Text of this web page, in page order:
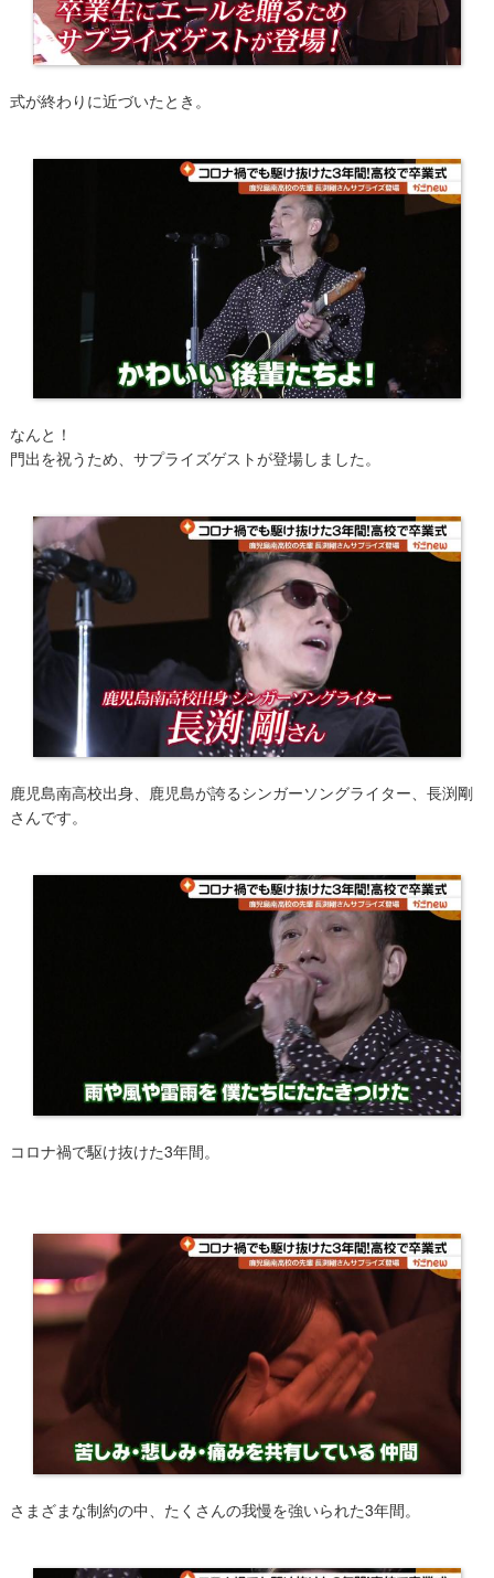
式が終わりに近づいたとき。
なんと！
門出を祝うため、サプライズゲストが登場しました。
鹿児島南高校出身、鹿児島が誇るシンガーソングライター、長渕剛
さんです。
コロナ禍で駆け抜けた3年間。
さまざまな制約の中、たくさんの我慢を強いられた3年間。